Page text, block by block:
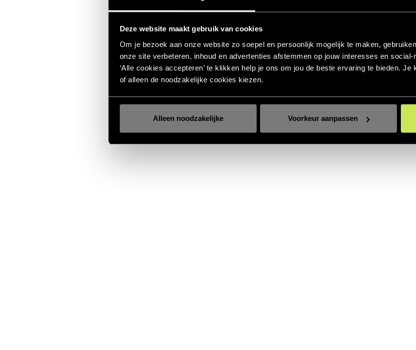
Deze website maakt gebruik van cookies
Om je bezoek aan onze website zo soepel en persoonlijk mogelijk te maken,
onze site verbeteren, inhoud en advertenties afstemmen op jouw interesses en
‘Alle cookies accepteren’ te klikken help je ons om jou de beste ervaring te bieden.
of alleen de noodzakelijke cookies kiezen.
Alleen noodzakelijke Voorkeur aanpassen